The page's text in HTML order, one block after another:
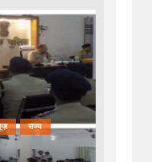
राज्य